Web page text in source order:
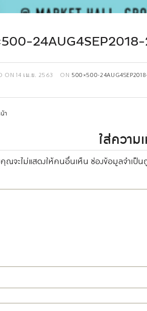
24AUG4SEP2018-
ON 14 เม.ย. 2563 ON 500×500-
า
ใส่ความ
ณจะไม่แสดงให้คนอื่นเห็น ช่องข้อมูลจำเป็